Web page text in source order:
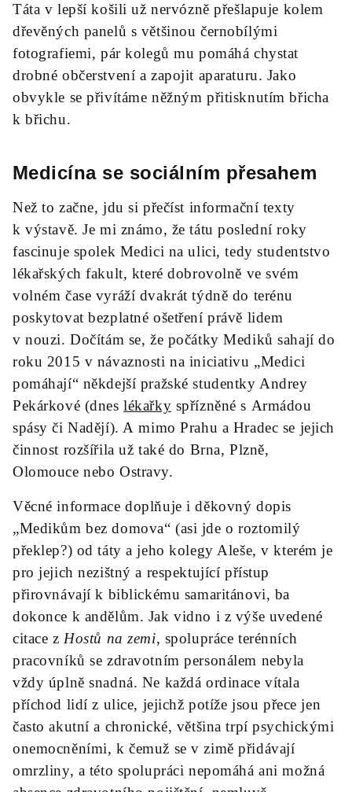
Táta v lepší košili už nervózně přešlapuje kolem
dřevěných panelů s většinou černobílými
fotografiemi, pár kolegů mu pomáhá chystat
drobné občerstvení a zapojit aparaturu. Jako
obvykle se přivítáme něžným přitisknutím břicha
k břichu.
Medicína se sociálním přesahem
Než to začne, jdu si přečíst informační texty
k výstavě. Je mi známo, že tátu poslední roky
fascinuje spolek Medici na ulici, tedy studentstvo
lékařských fakult, které dobrovolně ve svém
volném čase vyráží dvakrát týdně do terénu
poskytovat bezplatné ošetření právě lidem
v nouzi. Dočítám se, že počátky Mediků sahají do
roku 2015 v návaznosti na iniciativu „Medici
pomáhají“ někdejší pražské studentky Andrey
Pekárkové (dneslékařky spřízněné s Armádou
spásy či Nadějí). A mimo Prahu a Hradec se jejich
činnost rozšířila už také do Brna, Plzně,
Olomouce nebo Ostravy.
Věcné informace doplňuje i děkovný dopis
„Medikům bez domova“ (asi jde o roztomilý
překlep?) od táty a jeho kolegy Aleše, v kterém je
pro jejich nezištný a respektující přístup
přirovnávají k biblickému samaritánovi, ba
dokonce k andělům. Jak vidno i z výše uvedené
citace z Hostů na zemi, spolupráce terénních
pracovníků se zdravotním personálem nebyla
vždy úplně snadná. Ne každá ordinace vítala
příchod lidí z ulice, jejichž potíže jsou přece jen
často akutní a chronické, většina trpí psychickými
onemocněními, k čemuž se v zimě přidávají
omrzliny, a této spolupráci nepomáhá ani možná